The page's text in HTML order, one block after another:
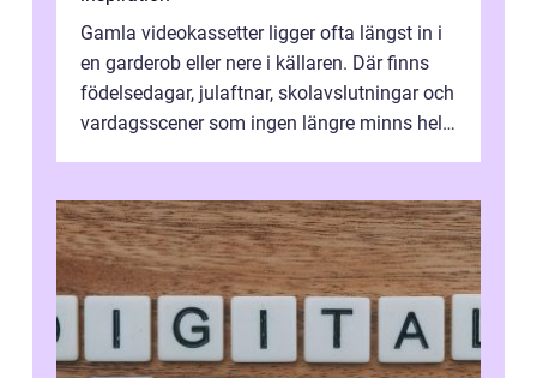
Gamla videokassetter ligger ofta längst in i
en garderob eller nere i källaren. Där finns
födelsedagar, julaftnar, skolavslutningar och
vardagsscener som ingen längre minns helt.